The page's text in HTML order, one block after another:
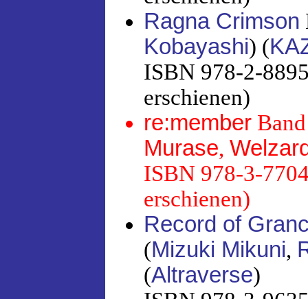
Ragna Crimson
Kobayashi) (
ISBN 978-2-
erschienen)
re:member
Murase,
ISBN 978-3-
erschienen)
Record of
(Mizuki Mikuni,
(Altraverse)